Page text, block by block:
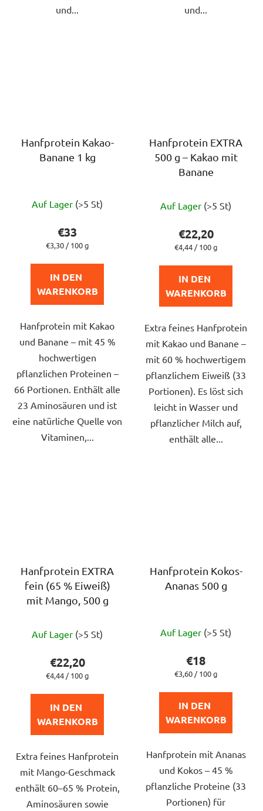
und... und...
Hanfprotein Kakao-
Banane 1 kg
durchschnittliche
ist
von
5
Sternen.
Auf Lager (>5 St)
€33
Verkaufspreis:
€3,30 / 100 g
IN DEN
WARENKORB
Hanfprotein mit Kakao
und Banane – mit 45 %
hochwertigen
pflanzlichen Proteinen –
66 Portionen. Enthält alle
23 Aminosäuren und ist
eine natürliche Quelle von
Vitaminen,...
Hanfprotein EXTRA
500 g – Kakao mit
Banane
ist
von
5
Sternen.
Auf Lager (>5 St)
€22,20
Verkaufspreis:
€4,44 / 100 g
IN DEN
WARENKORB
Extra feines Hanfprotein
mit Kakao und Banane –
mit 60 % hochwertigem
pflanzlichem Eiweiß (33
Portionen). Es löst sich
leicht in Wasser und
pflanzlicher Milch auf,
enthält alle...
Hanfprotein EXTRA
fein (65 % Eiweiß)
mit Mango, 500 g
durchschnittliche
Produktbewertung
ist
von
5
Sternen.
Auf Lager (>5 St)
€22,20
Verkaufspreis:
€4,44 / 100 g
IN DEN
WARENKORB
Extra feines Hanfprotein
mit Mango-Geschmack
enthält 60–65 % Protein,
Aminosäuren sowie
Hanfprotein Kokos-
Ananas 500 g
ist
von
5
Sternen.
Auf Lager (>5 St)
€18
Verkaufspreis:
€3,60 / 100 g
IN DEN
WARENKORB
Hanfprotein mit Ananas
und Kokos – 45 %
pflanzliche Proteine (33
Portionen) für